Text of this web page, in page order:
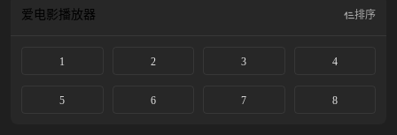
爱电影播放器 排序
1 2 3 4
5 6 7 8